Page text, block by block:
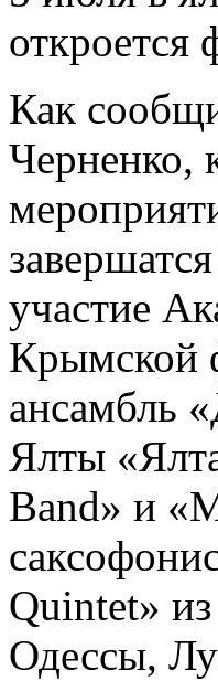
откроется
Как
Черненко,
участие
Крымской
ансамбль
Ялты
Band» и
Quintet»
Одессы,